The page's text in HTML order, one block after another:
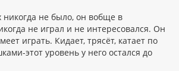
не было, он вобще в
не играл и не интересовался. Он
играть. Кидает, трясёт, катает по
этот уровень у него остался до